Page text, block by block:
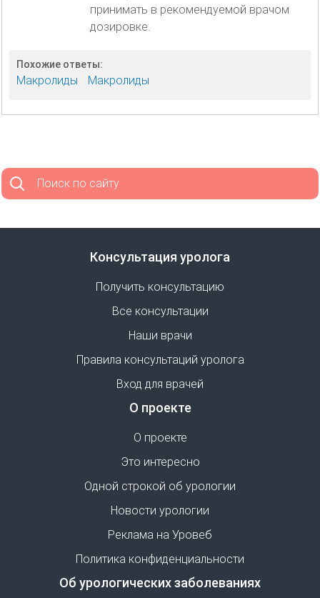
принимать в рекомендуемой врачом
дозировке.
Похожие ответы:
Макролиды Макролиды
Поиск по сайту
Консультация уролога
Получить консультацию
Все консультации
Наши врачи
Правила консультаций уролога
Вход для врачей
О проекте
О проекте
Это интересно
Одной строкой об урологии
Новости урологии
Реклама на Уровеб
Политика конфиденциальности
Об урологических заболеваниях